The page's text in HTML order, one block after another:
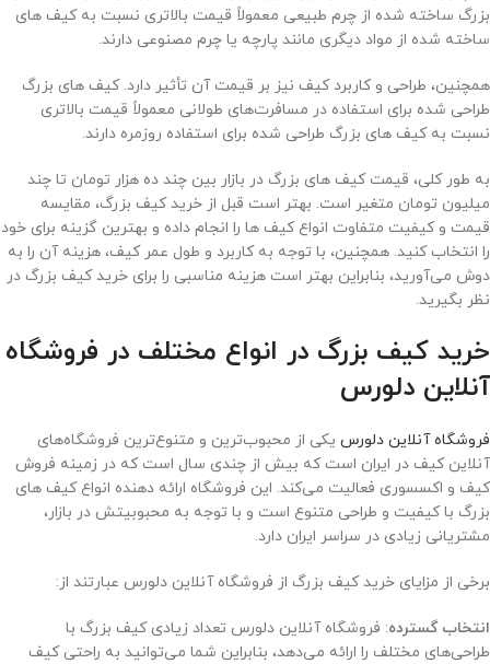
بزرگ ساخته شده از چرم طبیعی معمولاً قیمت بالاتری نسبت به کیف های
ساخته شده از مواد دیگری مانند پارچه یا چرم مصنوعی دارند.
همچنین، طراحی و کاربرد کیف نیز بر قیمت آن تأثیر دارد. کیف های بزرگ
طراحی شده برای استفاده در مسافرت‌های طولانی معمولاً قیمت بالاتری
نسبت به کیف های بزرگ طراحی شده برای استفاده روزمره دارند.
به طور کلی، قیمت کیف های بزرگ در بازار بین چند ده هزار تومان تا چند
میلیون تومان متغیر است. بهتر است قبل از خرید کیف بزرگ، مقایسه
قیمت و کیفیت متفاوت انواع کیف ها را انجام داده و بهترین گزینه برای خود
را انتخاب کنید. همچنین، با توجه به کاربرد و طول عمر کیف، هزینه آن را به
دوش می‌آورید، بنابراین بهتر است هزینه مناسبی را برای خرید کیف بزرگ در
نظر بگیرید.
خرید کیف بزرگ در انواع مختلف در فروشگاه
آنلاین دلورس
فروشگاه آنلاین دلورس یکی از محبوب‌ترین و متنوع‌ترین فروشگاه‌های
آنلاین کیف در ایران است که بیش از چندی سال است که در زمینه فروش
کیف و اکسسوری فعالیت می‌کند. این فروشگاه ارائه دهنده انواع کیف های
بزرگ با کیفیت و طراحی متنوع است و با توجه به محبوبیتش در بازار،
مشتریانی زیادی در سراسر ایران دارد.
برخی از مزایای خرید کیف بزرگ از فروشگاه آنلاین دلورس عبارتند از:
انتخاب گسترده: فروشگاه آنلاین دلورس تعداد زیادی کیف بزرگ با
طراحی‌های مختلف را ارائه می‌دهد، بنابراین شما می‌توانید به راحتی کیف